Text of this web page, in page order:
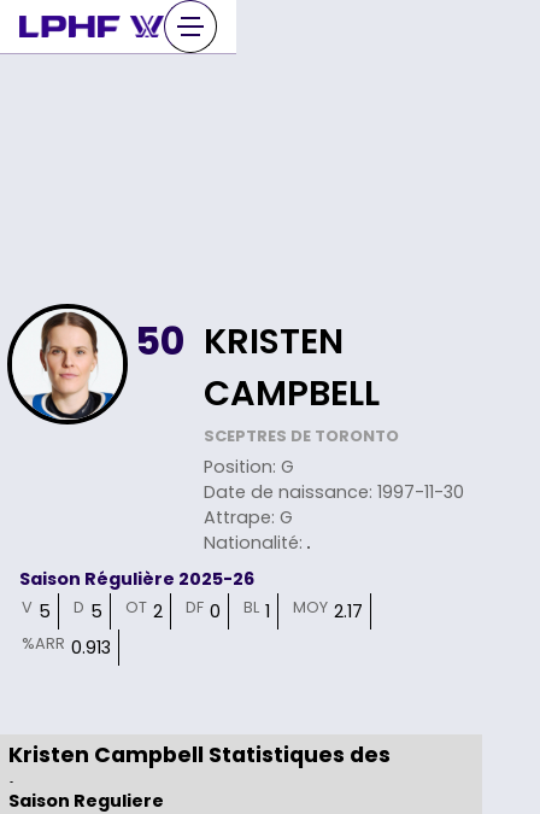
Sauter
au
50 KRISTEN
CAMPBELL
SCEPTRES DE TORONTO
Position: G
Date de naissance: 1997-11-30
Attrape: G
Nationalité:
Saison Régulière 2025-26
V 5 D 5 OT 2 DF 0 BL 1 MOY 2.17
%ARR 0.913
Kristen Campbell Statistiques des
joueurs
Saison Reguliere